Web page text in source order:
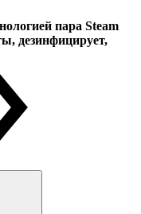
пара Steam
дезинфицирует,